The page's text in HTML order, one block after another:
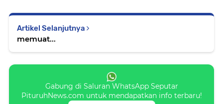
Artikel Selanjutnya
memuat...
Gabung di Saluran WhatsApp Seputar
PituruhNews.com untuk mendapatkan info terbaru!